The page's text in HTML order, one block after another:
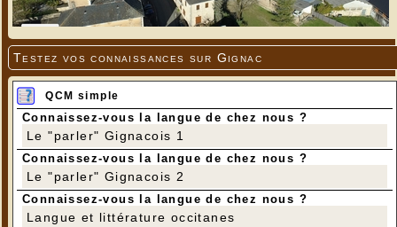
Testez vos connaissances sur Gignac
QCM simple
Connaissez-vous la langue de chez nous ?
Le "parler" Gignacois 1
Connaissez-vous la langue de chez nous ?
Le "parler" Gignacois 2
Connaissez-vous la langue de chez nous ?
Langue et littérature occitanes